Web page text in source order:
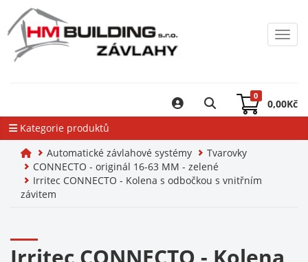
0
0,00Kč
Kategorie produktů
Automatické závlahové systémy
Tvarovky
CONNECTO - originál 16-63 MM - zelené
Irritec CONNECTO - Kolena s odbočkou s vnitřním
závitem